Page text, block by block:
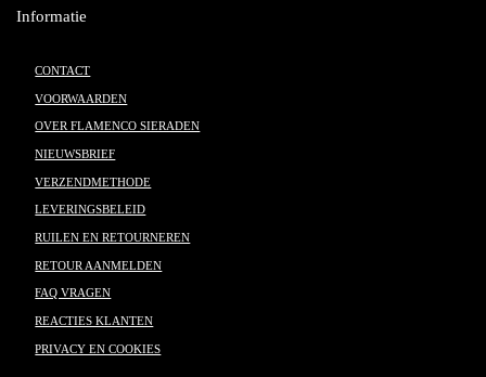
Informatie
CONTACT
VOORWAARDEN
OVER FLAMENCO SIERADEN
NIEUWSBRIEF
VERZENDMETHODE
LEVERINGSBELEID
RUILEN EN RETOURNEREN
RETOUR AANMELDEN
FAQ VRAGEN
REACTIES KLANTEN
PRIVACY EN COOKIES